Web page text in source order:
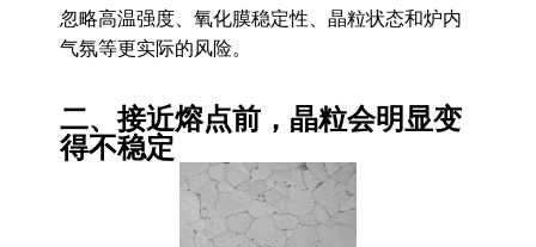
忽略高温强度、氧化膜稳定性、晶粒状态和炉内
气氛等更实际的风险。
二、接近熔点前，晶粒会明显变
得不稳定